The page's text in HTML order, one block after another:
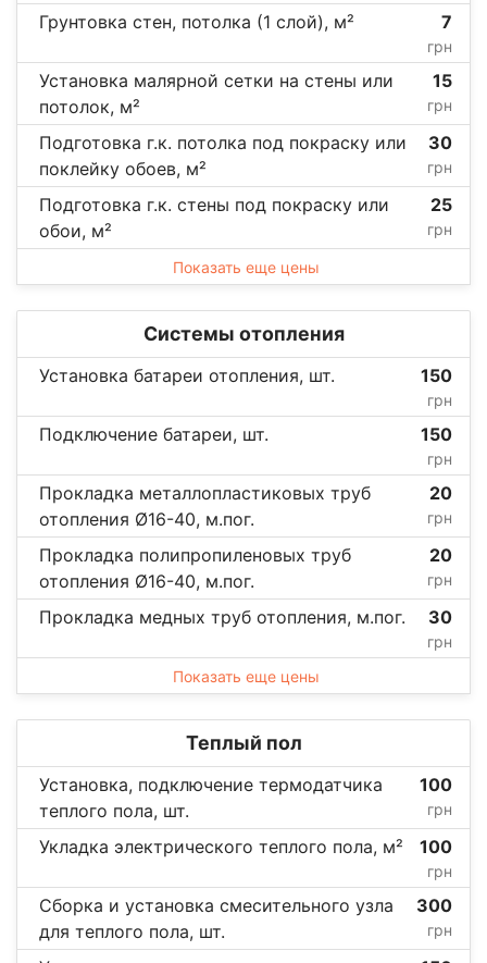
Грунтовка стен, потолка (1 слой), м² 7
грн
Установка малярной сетки на стены или
потолок, м²
15
грн
Подготовка г.к. потолка под покраску или
поклейку обоев, м²
30
грн
Подготовка г.к. стены под покраску или
обои, м²
25
грн
Показать еще цены
Системы отопления
Установка батареи отопления, шт. 150
грн
Подключение батареи, шт. 150
грн
Прокладка металлопластиковых труб
отопления Ø16-40, м.пог.
20
грн
Прокладка полипропиленовых труб
отопления Ø16-40, м.пог.
20
грн
Прокладка медных труб отопления, м.пог. 30
грн
Показать еще цены
Теплый пол
Установка, подключение термодатчика
теплого пола, шт.
100
грн
Укладка электрического теплого пола, м² 100
грн
Сборка и установка смесительного узла
для теплого пола, шт.
300
грн